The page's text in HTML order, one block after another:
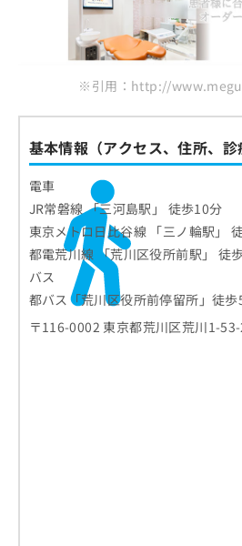
※引用：http://
基本情報（アクセス、住所、診
電車
JR常磐線 「三河島駅」 徒歩10分
東京メトロ日比谷線 「三ノ輪駅」
都電荒川線 「荒川区役所前駅」 徒
バス
都バス「荒川区役所前停留所」徒歩
〒116-0002 東京都荒川区荒川1-